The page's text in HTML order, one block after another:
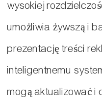
wysokiej
umożliwia żywszą i
prezentację treści
inteligentnemu
mogą aktualizować i